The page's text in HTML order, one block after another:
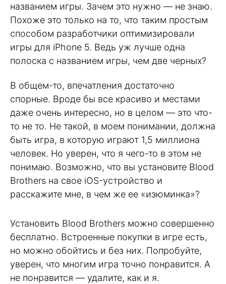
названием игры. Зачем это нужно — не знаю.
Похоже это только на то, что таким простым
способом разработчики оптимизировали
игры для iPhone 5. Ведь уж лучше одна
полоска с названием игры, чем две черных?
В общем-то, впечатления достаточно
спорные. Вроде бы все красиво и местами
даже очень интересно, но в целом — это что-
то не то. Не такой, в моем понимании, должна
быть игра, в которую играют 1,5 миллиона
человек. Но уверен, что я чего-то в этом не
понимаю. Возможно, что вы установите Blood
Brothers на свое iOS-устройство и
расскажите мне, в чем же ее «изюминка»?
Установить Blood Brothers можно совершенно
бесплатно. Встроенные покупки в игре есть,
но можно обойтись и без них. Попробуйте,
уверен, что многим игра точно понравится. А
не понравится — удалите, как и я.